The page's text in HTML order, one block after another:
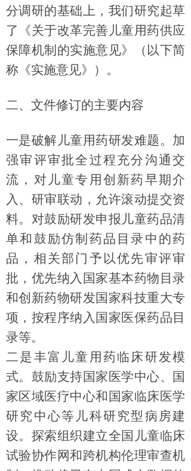
分调研的基础上，我们研究起草
了《关于改革完善儿童用药供应
保障机制的实施意见》（以下简
称《实施意见》）。
二、文件修订的主要内容
一是破解儿童用药研发难题。 加
强审评审批全过程充分沟通交
流， 对儿童专用创新药早期介
入、研审联动，允许滚动提交资
料。对鼓励研发申报儿童药品清
单和鼓励仿制药品目录中的药
品，相关部门予以优先审评审
批，优先纳入国家基本药物目录
和创新药物研发国家科技重大专
项，按程序纳入国家医保药品目
录等。
二是丰富儿童用药临床研发模
式。 鼓励支持国家医学中心、国
家区域医疗中心和国家临床医学
研究中心等 儿科研究型病房建
设。探索组织建立全国儿童临床
试验协作网和跨机构伦理审查机